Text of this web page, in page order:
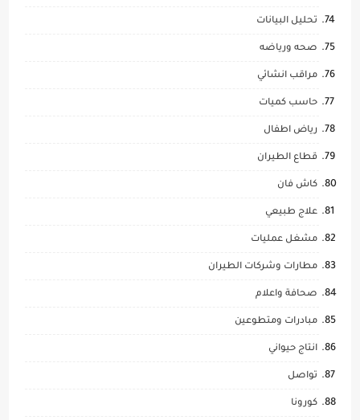
تحليل البيانات
صحه ورياضه
مراقب انشائي
حاسب كميات
رياض اطفال
قطاع الطيران
كاش فان
علاج طبيعي
مشغل عمليات
مطارات وشركات الطيران
صحافة واعلام
مبادرات ومتطوعين
انتاج حيواني
تواصل
كورونا